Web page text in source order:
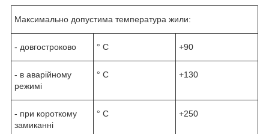
Максимально допустима температура жили:
- довгостроково ° С +90
- в аварійному
режимі
° С +130
- при короткому
замиканні
° С +250